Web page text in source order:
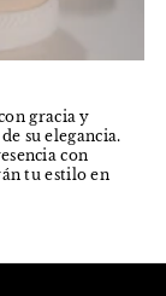
gracia y
su elegancia.
con
tu estilo en